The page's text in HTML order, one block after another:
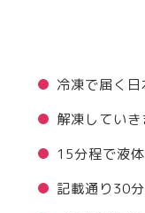
冷凍で届く
解凍していき
15分程で液
記載通り30